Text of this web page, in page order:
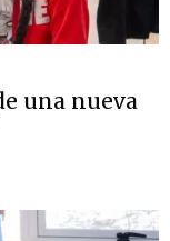
una nueva